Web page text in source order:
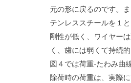
元の形に戻るのです。
テンレススチールを１
剛性が低く、ワイヤー
く、歯には弱くて持続
図４では荷重‐たわみ曲
除荷時の荷重は、実際